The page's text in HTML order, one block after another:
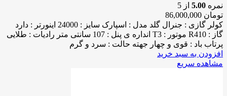
نمره 5.00 از 5
تومان
کولر گازی : جنرال گلد مدل : اسپارک سایز : 24000 اینورتر : دارد
گاز : R410 موتور : T3 انداره ی پنل : 107 سانتی متر رادیات : طلایی
پرتاب باد : قوی و چهار جهته حالت : سرد و گرم
افزودن به سبد خرید
مشاهده سریع